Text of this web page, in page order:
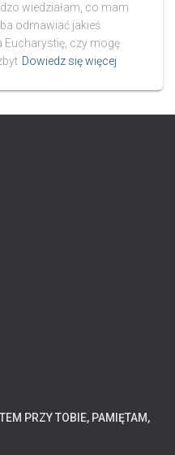
wiedziałam, co mam
odmawiać jakieś
Eucharystię, czy mogę
Dowiedz się więcej
PRZY TOBIE, PAMIĘTAM,